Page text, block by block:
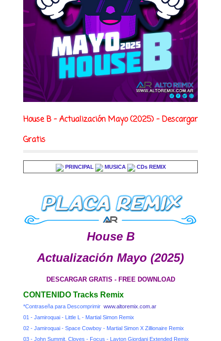
House B - Actualización Mayo (2025) - Descargar
Gratis
PRINCIPAL MUSICA CDs REMIX
House B
Actualización Mayo (2025)
DESCARGAR GRATIS - FREE DOWNLOAD
CONTENIDO Tracks Remix
*Contraseña para Descomprimir www.altoremix.com.ar
01 - Jamiroquai - Little L - Martial Simon Remix
02 - Jamiroquai - Space Cowboy - Martial Simon X Zillionaire Remix
03 - John Summit, Cloves - Focus - Layton Giordani Extended Remix